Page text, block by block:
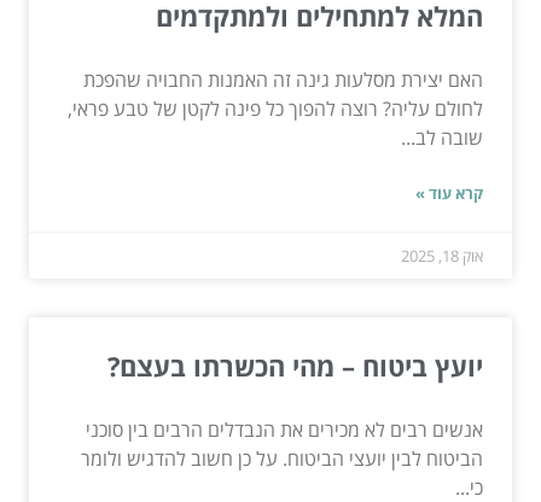
המלא למתחילים ולמתקדמים
האם יצירת מסלעות גינה זה האמנות החבויה שהפכת
לחולם עליה? רוצה להפוך כל פינה לקטן של טבע פראי,
שובה לב...
קרא עוד »
אוק 18, 2025
יועץ ביטוח – מהי הכשרתו בעצם?
אנשים רבים לא מכירים את הנבדלים הרבים בין סוכני
הביטוח לבין יועצי הביטוח. על כן חשוב להדגיש ולומר
כי...